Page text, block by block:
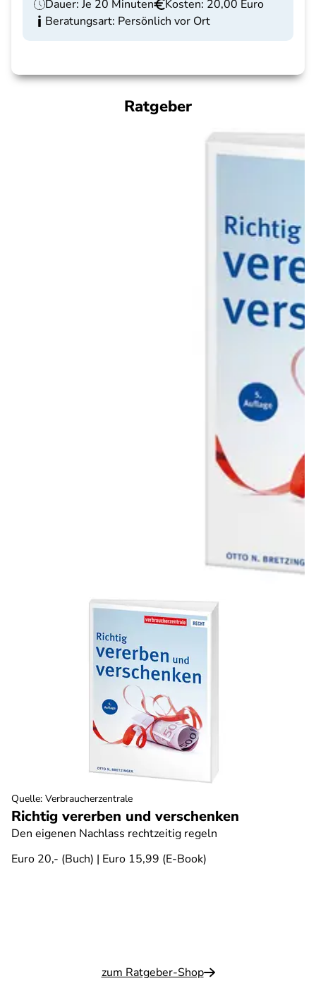
Dauer: Je 20 Minuten
Kosten: 20,00 Euro
Beratungsart: Persönlich vor Ort
Ratgeber
Richtig vererben und verschenken
Den eigenen Nachlass rechtzeitig regeln
Euro 20,- (Buch) | Euro 15,99 (E-Book)
zum Ratgeber-Shop
Quelle: Verbraucherzentrale